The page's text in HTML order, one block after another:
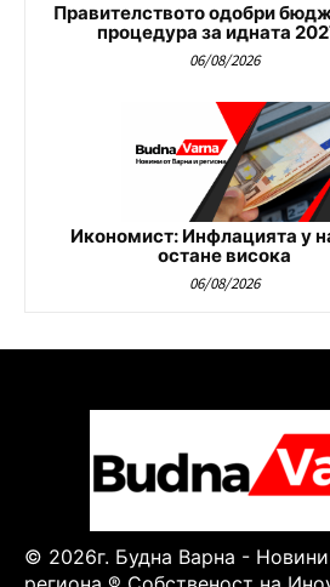
Правителството одобри
процедура за идната
06/08/2026
Икономист: Инфлацията у
остане висока
06/08/2026
© 2026г. Будна Варна -